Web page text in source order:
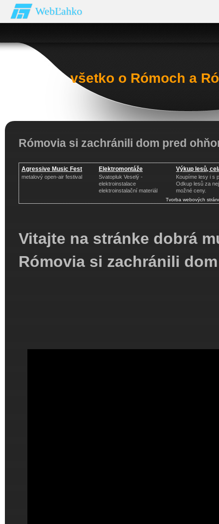
WebĽahko
všetko o Rómoch a
Rómovia si zachránili dom pred
Agressive Music Fest
metalový open-air festival
Elektromontáže
Svatopluk Veselý -
elektroinstalace
elektroinstalační materiál
Výkup lesů,
Koupíme lesy i s
Odkup lesů za
možné ceny.
Tvorba webových
Vitajte na stránke dobrá
Rómovia si zachránili